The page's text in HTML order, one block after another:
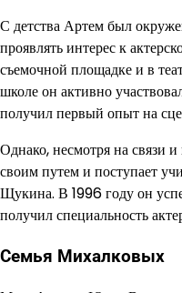
С детства Артем был
проявлять интерес к
съемочной площадке и в
школе он активно
получил первый опыт на
Однако, несмотря на связи
своим путем и поступает
Щукина. В 1996 году он
получил специальность
Семья Михалковых